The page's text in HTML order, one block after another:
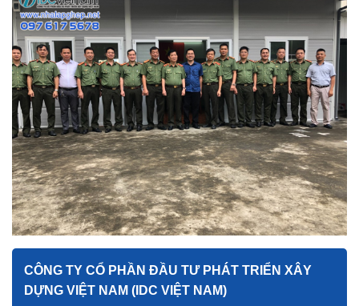
CÔNG TY CỔ PHẦN ĐẦU TƯ PHÁT TRIỂN XÂY
DỰNG VIỆT NAM (IDC VIỆT NAM)